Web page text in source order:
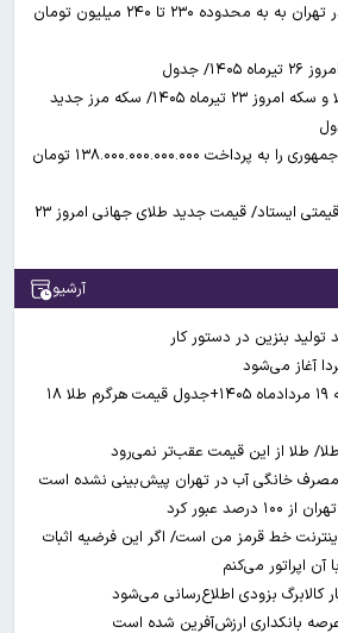
میانگین قیمت مسکن در تهران به به محدوده ۲۳۰ تا ۲۴۰ میلیون تومان
جدول
قیمت زمان بازگشایی طلا و سکه امروز ۲۳ تیرماه ۱۴۰۵/ سکه مرز جدید
وزارت نفت، نهاد ریاست جمهوری را به پرداخت ۱۳۸.۰۰۰.۰۰۰.۰۰۰.۰۰۰ تومان
طلا در پایین‌ترین سطح قیمتی ایستاد/ قیمت جدید طلای جهانی امروز ۲۳
آرشیو
تولید بنزین در دستور کار
آغاز می‌شود
آخرین قیمت طلا و سکه ۱۹ مردادماه ۱۴۰۵+جدول قیمت هرگرم طلا ۱۸
طلا از این قیمت عقب‌تر نمی‌رود
مصرف خانگی آب در تهران پیش‌بینی نشده است
عبور کرد
خط قرمز من است/ اگر این فرضیه اثبات
اپراتور می‌کنم
کالابرگ بزودی اطلاع‌رسانی می‌شود
عرصه بانکداری ارزش‌آفرین شده است